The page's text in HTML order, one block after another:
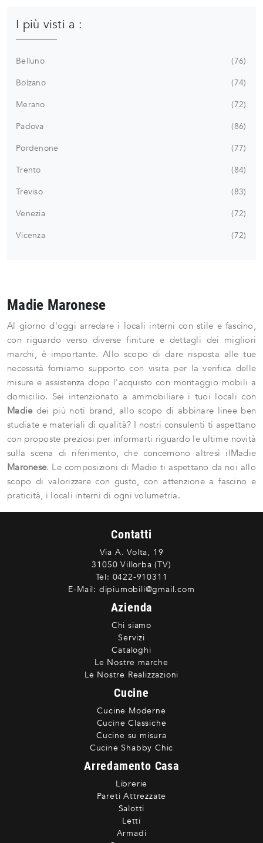
I più visti a :
Belluno
76
Bolzano
74
Merano
72
Padova
86
Pordenone
77
Trento
84
Treviso
83
Venezia
72
Vicenza
72
Madie Maronese
Al giorno d'oggi arredare i locali interni con stile e fascino,
con riguardo verso diverse finiture e dettagli dei migliori
marchi, è importante. Allo scopo di dare risposta alle tue
necessità forniamo supporto con visita per la verifica delle
misure e assistenza dopo l'acquisto con montaggio mobili a
domicilio. Sei intenzionato a ammobiliare i tuoi locali con
Madiedei più noti brand, allo scopo di abbinare linee ben
studiate e materiali di qualità? I nostri consulenti ti aspettano
con proposte preziosi per informarti riguardo le ultime novità
sulla scena di riferimento, che concernono altresì ilMadie
Maronese. Le composizioni di Madie ti aspettano da noi allo
scopo di valorizzare con gusto, con attenzione a fascino e
praticità, i locali interni di ogni volumetria.
Contatti
Via A. Volta, 19
31050 Villorba (TV)
Tel: 0422-910311
E-Mail: dipiumobili@gmail.com
Azienda
Chi siamo
Servizi
Cataloghi
Le Nostre marche
Le Nostre Realizzazioni
Cucine
Cucine Moderne
Cucine Classiche
Cucine su misura
Cucine Shabby Chic
Arredamento Casa
Librerie
Pareti Attrezzate
Salotti
Letti
Armadi